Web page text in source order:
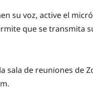
su voz, active el
que se transmita
sala de reuniones de
.